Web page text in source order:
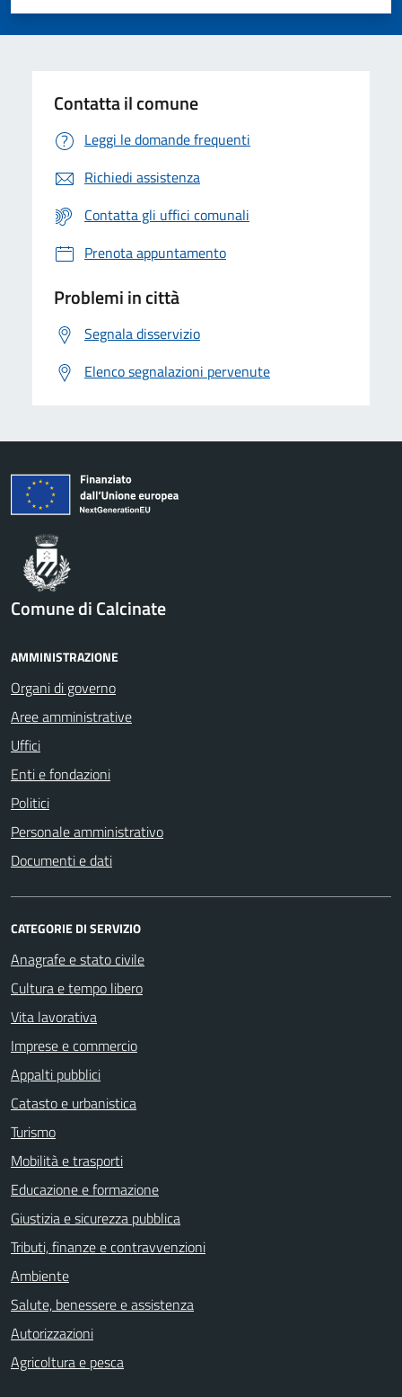
Valuta 5 stelle su 5
Valuta 4 stelle su 5
Valuta 3 stelle su 5
Valuta 2 stelle su 5
Valuta 1 stelle su 5
Contatta il comune
Leggi le domande frequenti
Richiedi assistenza
Contatta gli uffici comunali
Prenota appuntamento
Problemi in città
Segnala disservizio
Elenco segnalazioni pervenute
Comune di Calcinate
AMMINISTRAZIONE
Organi di governo
Aree amministrative
Uffici
Enti e fondazioni
Politici
Personale amministrativo
Documenti e dati
CATEGORIE DI SERVIZIO
Anagrafe e stato civile
Cultura e tempo libero
Vita lavorativa
Imprese e commercio
Appalti pubblici
Catasto e urbanistica
Turismo
Mobilità e trasporti
Educazione e formazione
Giustizia e sicurezza pubblica
Tributi, finanze e contravvenzioni
Ambiente
Salute, benessere e assistenza
Autorizzazioni
Agricoltura e pesca